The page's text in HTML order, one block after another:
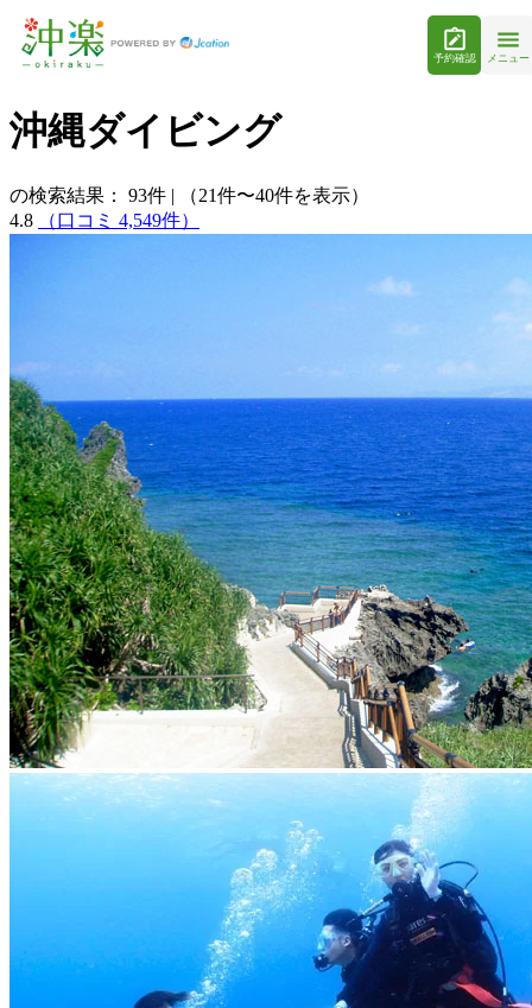
予約確認 メニュー
沖縄ダイビング
の検索結果： 93件 |
（21件〜40件を表示）
4.8
（口コミ 4,549件）